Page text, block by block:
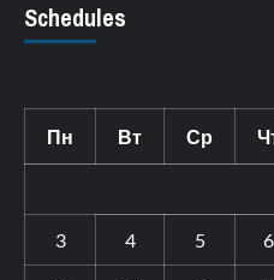
Schedules
Пн Вт Ср
3 4 5 6